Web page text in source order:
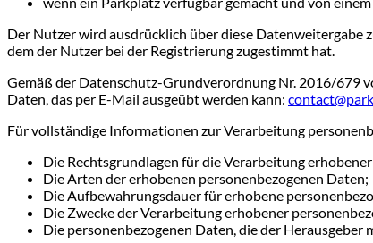
Der Nutzer wird ausdrücklich über diese Datenweitergabe
dem der Nutzer bei der Registrierung zugestimmt hat.
Gemäß der Datenschutz-Grundverordnung Nr. 2016/679
Daten, das per E-Mail ausgeübt werden kann:
Für vollständige Informationen zur Verarbeitung
Die Rechtsgrundlagen für die Verarbeitung
Die Arten der erhobenen personenbezogenen Daten;
Die Aufbewahrungsdauer für erhobene
Die Zwecke der Verarbeitung erhobener
Die personenbezogenen Daten, die der Herausgeber